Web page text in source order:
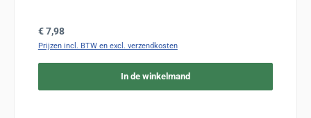
Normale prijs:
€ 7,98
Prijzen incl. BTW en excl. verzendkosten
In de winkelmand